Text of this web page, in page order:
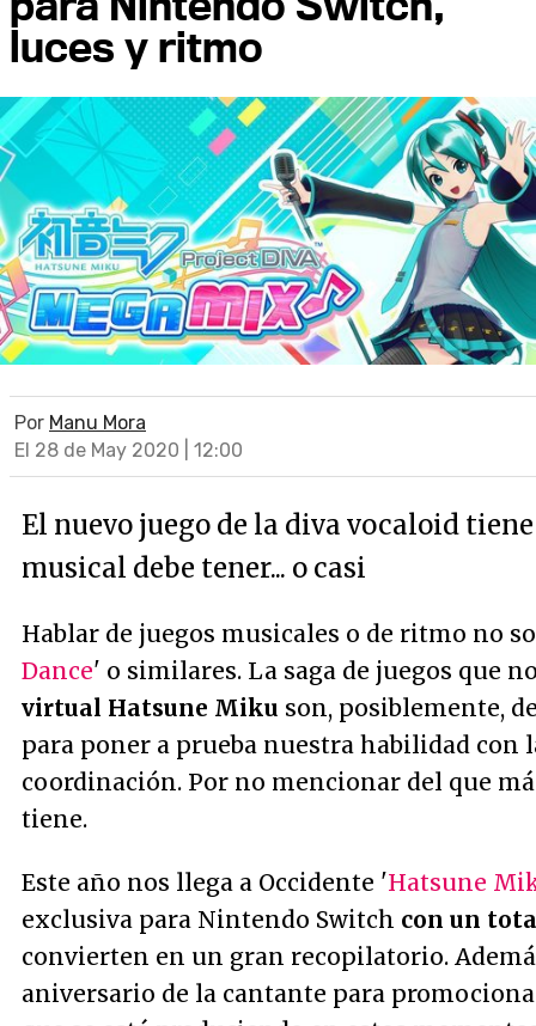
luces y ritmo
Por Manu Mora
El 28 de May 2020 | 12:00
El nuevo juego de la diva vocaloid
musical debe tener... o casi
Hablar de juegos musicales o de ritmo no
Dance' o similares. La saga de juegos que
virtual Hatsune Miku son, posiblemente,
para poner a prueba nuestra habilidad con
coordinación. Por no mencionar del que
tiene.
Este año nos llega a Occidente 'Hatsune
exclusiva para Nintendo Switch con un
convierten en un gran recopilatorio.
aniversario de la cantante para